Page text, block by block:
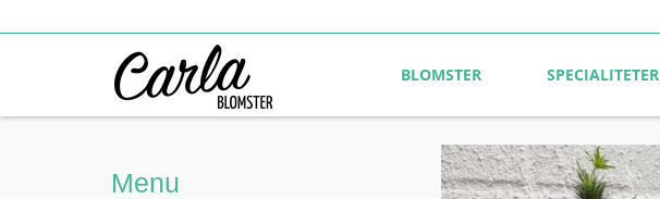
BLOMSTER SPECIALITETER
Menu